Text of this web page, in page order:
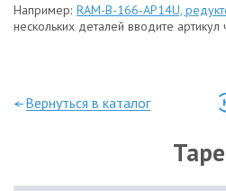
Например: RAM-B-166-AP14U,
нескольких деталей вводите артикул
—Вернуться в каталог
Tape